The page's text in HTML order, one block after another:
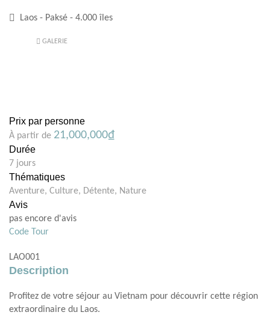
Laos - Paksé - 4.000 îles
GALERIE
Prix par personne
À partir de 21,000,000₫
Durée
7 jours
Thématiques
Aventure, Culture, Détente, Nature
Avis
pas encore d'avis
Code Tour
LAO001
Description
Profitez de votre séjour au Vietnam pour découvrir cette région
extraordinaire du Laos.